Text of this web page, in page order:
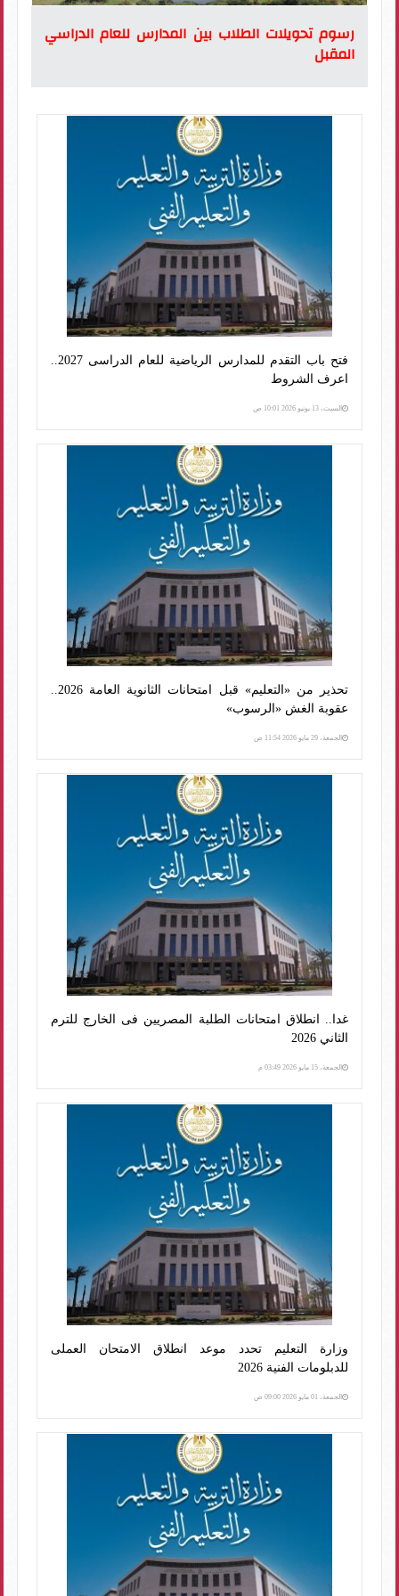
رسوم تحويلات الطلاب بين المدارس للعام الدراسي
المقبل
فتح باب التقدم للمدارس الرياضية للعام الدراسى 2027..
اعرف الشروط
السبت، 13 يونيو 2026 10:01 ص
تحذير من «التعليم» قبل امتحانات الثانوية العامة 2026..
عقوبة الغش «الرسوب»
الجمعة، 29 مايو 2026 11:54 ص
غدا.. انطلاق امتحانات الطلبة المصريين فى الخارج للترم
الثاني 2026
الجمعة، 15 مايو 2026 03:49 م
وزارة التعليم تحدد موعد انطلاق الامتحان العملى
للدبلومات الفنية 2026
الجمعة، 01 مايو 2026 09:00 ص